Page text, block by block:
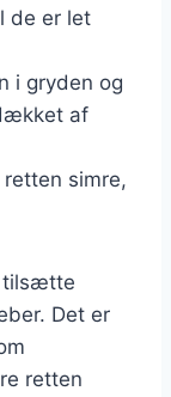
de er let
i gryden og
af
simre,
tilsætte
Det er
retten